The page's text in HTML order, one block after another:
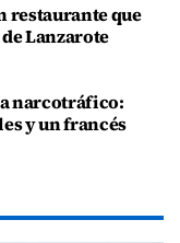
restaurante que
Lanzarote
narcotráfico:
y un francés